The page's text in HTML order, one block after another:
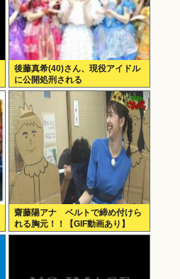
後藤真希(40)さん、現役アイドル
に公開処刑される
齋藤陽アナ ベルトで締め付けら
れる胸元！！【GIF動画あり】